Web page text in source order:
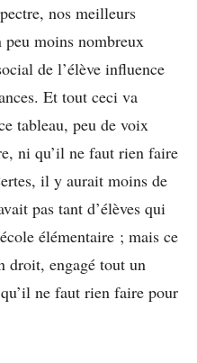
nos meilleurs
peu moins nombreux
de l’élève influence
Et tout ceci va
tableau, peu de voix
ni qu’il ne faut rien faire
il y aurait moins de
pas tant d’élèves qui
élémentaire ; mais ce
droit, engagé tout un
ne faut rien faire pour